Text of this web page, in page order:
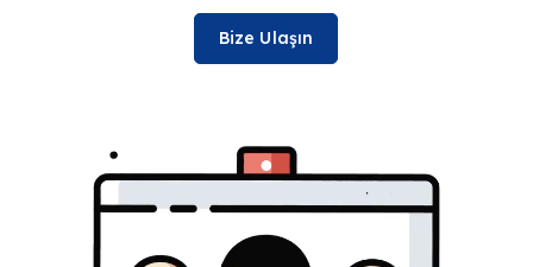
Bize Ulaşın